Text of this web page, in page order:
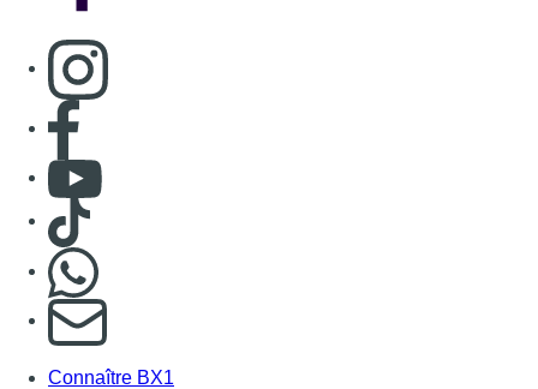
Consulter page Instagram
Consulter page Facebook
Consulter Youtube
Consulter TikTok
S'abonner à notre newsletter
Connaître BX1